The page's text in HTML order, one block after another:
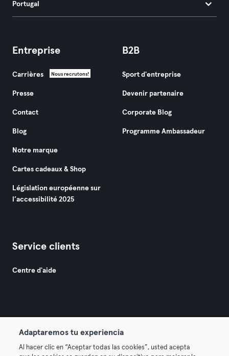
Portugal
Entreprise
Carrières Nous recrutons!
Presse
Contact
Blog
Notre marque
Cartes cadeaux & Shop
Législation européenne sur
l’accessibilité 2025
B2B
Sport d'entreprise
Devenir partenaire
Corporate Blog
Programme Ambassadeur
Service clients
Centre d'aide
Adaptaremos tu experiencia
Al hacer clic en “Aceptar todas las cookies”, usted acepta